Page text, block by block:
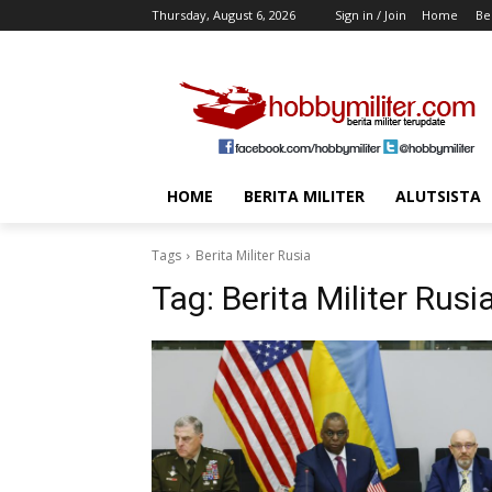
Thursday, August 6, 2026 Sign in / Join Home
HOME BERITA MILITER ALUTSISTA
Tags Berita Militer Rusia
Tag: Berita Militer